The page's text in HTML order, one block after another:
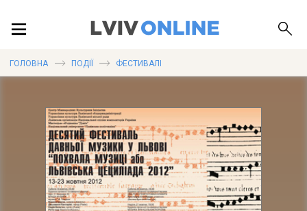
ПУБЛІКАЦІЇ
ГОЛОВНА ПОДІЇ ФЕСТИВАЛІ